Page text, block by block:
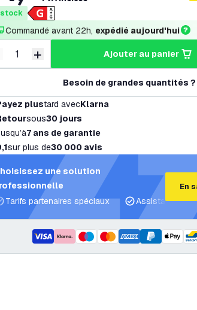
stock
Commandé avant 22h, expédié aujourd'hui
la quantité
Augmenter la quantité
+ ajouter au panier
Besoin de grandes quantités ?
plustard avecKlarna
sous30 jours
7 ans de garantie
sur plus de30 000 avis
une solution
Tarifs partenaires spéciaux
Assistance
En